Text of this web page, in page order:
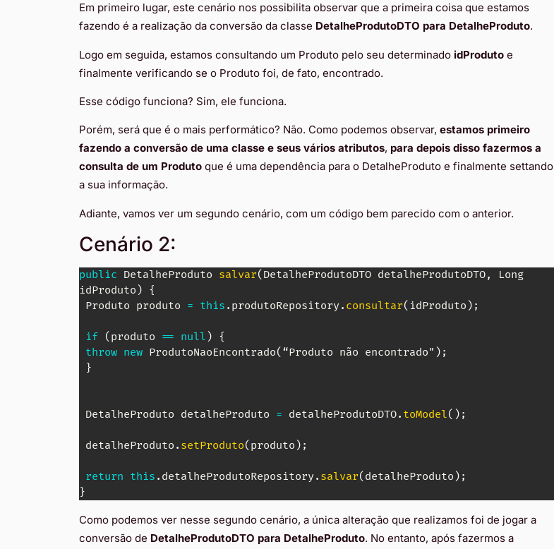
Em primeiro lugar, este cenário nos possibilita observar que a primeira coisa que estamos
fazendo é a realização da conversão da classe DetalheProdutoDTO para DetalheProduto.
Logo em seguida, estamos consultando um Produto pelo seu determinado idProduto e
finalmente verificando se o Produto foi, de fato, encontrado.
Esse código funciona? Sim, ele funciona.
Porém, será que é o mais performático? Não. Como podemos observar, estamos primeiro
fazendo a conversão de uma classe e seus vários atributos, para depois disso fazermos a
consulta de um Produto que é uma dependência para o DetalheProduto e finalmente settando
a sua informação.
Adiante, vamos ver um segundo cenário, com um código bem parecido com o anterior.
Cenário 2:
public DetalheProduto salvar( DetalheProdutoDTO detalheProdutoDTO,
Long
idProduto ) {
Produto produto = this . produtoRepository . consultar( idProduto ) ;
if ( produto == null ) {
throw new ProdutoNaoEncontrado( “Produto não encontrado" ) ;
}
DetalheProduto detalheProduto = detalheProdutoDTO. toModel( ) ;
detalheProduto . setProduto( produto ) ;
return this . detalheProdutoRepository . salvar( detalheProduto ) ;
}
Como podemos ver nesse segundo cenário, a única alteração que realizamos foi de jogar a
conversão de DetalheProdutoDTO para DetalheProduto. No entanto, após fazermos a